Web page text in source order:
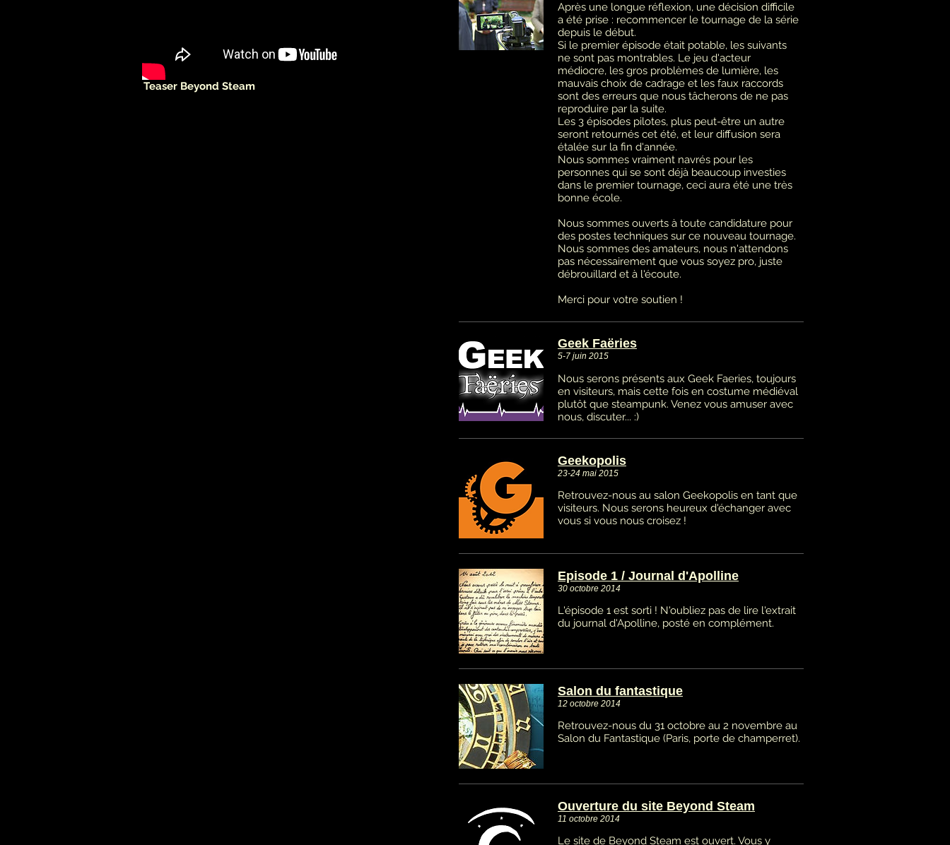
Teaser Beyond Steam
Après une longue réflexion, une décision difficile
a été prise : recommencer le tournage de la série
depuis le début.
Si le premier épisode était potable, les suivants
ne sont pas montrables. Le jeu d'acteur
médiocre, les gros problèmes de lumière, les
mauvais choix de cadrage et les faux raccords
sont des erreurs que nous tâcherons de ne pas
reproduire par la suite.
Les 3 épisodes pilotes, plus peut-être un autre
seront retournés cet été, et leur diffusion sera
étalée sur la fin d'année.
Nous sommes vraiment navrés pour les
personnes qui se sont déjà beaucoup investies
dans le premier tournage, ceci aura été une très
bonne école.
Nous sommes ouverts à toute candidature pour
des postes techniques sur ce nouveau tournage.
Nous sommes des amateurs, nous n'attendons
pas nécessairement que vous soyez pro, juste
débrouillard et à l'écoute.
Merci pour votre soutien !
Geek Faëries
5-7 juin 2015
Nous serons présents aux Geek Faeries, toujours
en visiteurs, mais cette fois en costume médiéval
plutôt que steampunk. Venez vous amuser avec
nous, discuter... :)
Geekopolis
23-24 mai 2015
Retrouvez-nous au salon Geekopolis en tant que
visiteurs. Nous serons heureux d'échanger avec
vous si vous nous croisez !
Episode 1 / Journal d'Apolline
30 octobre 2014
L'épisode 1 est sorti ! N'oubliez pas de lire l'extrait
du journal d'Apolline, posté en complément.
Salon du fantastique
12 octobre 2014
Retrouvez-nous du 31 octobre au 2 novembre au
Salon du Fantastique (Paris, porte de champerret).
Ouverture du site Beyond Steam
11 octobre 2014
Le site de Beyond Steam est ouvert. Vous y